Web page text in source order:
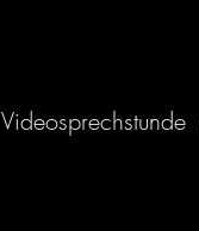
Videosprechstunde